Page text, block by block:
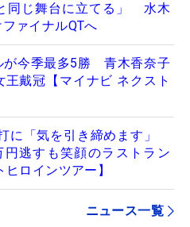
同じ舞台に立てる」 水木
ァイナルQTへ
が今季最多5勝 青木香奈子
戴冠【マイナビ ネクスト
に「気を引き締めます」
逃すも笑顔のラストラン
ヒロインツアー】
ニュース一覧